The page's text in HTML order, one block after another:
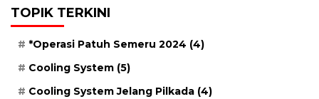
TOPIK TERKINI
*Operasi Patuh Semeru 2024 (4)
Cooling System (5)
Cooling System Jelang Pilkada (4)